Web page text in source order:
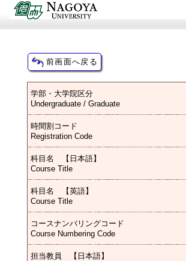
学部・大学院区分
Undergraduate / Graduate
時間割コード
Registration Code
科目名 【日本語】
Course Title
科目名 【英語】
Course Title
コースナンバリングコード
Course Numbering Code
担当教員 【日本語】